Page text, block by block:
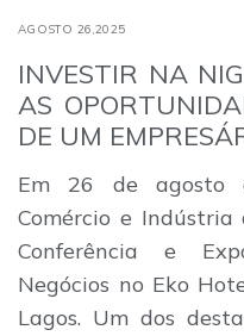
AGOSTO 26,2025
INVESTIR NA
AS
DE UM
Em 26 de agosto
Comércio e Indústria
Conferência e
Negócios no Eko
Lagos. Um dos